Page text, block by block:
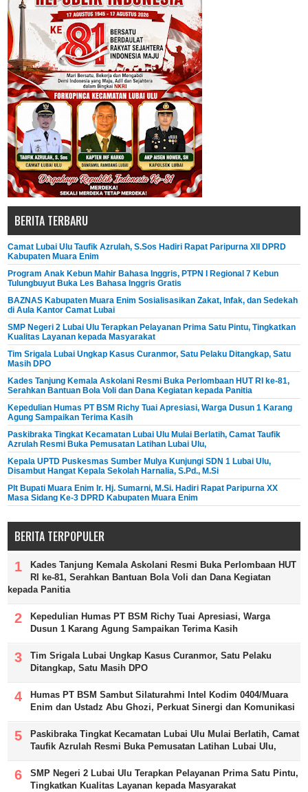
BERITA TERBARU
Camat Lubai Ulu Taufik Azrulah, S.Sos Hadiri Rapat Paripurna XII DPRD
Kabupaten Muara Enim
Program Anak Kebun Mahir Bahasa Inggris, PTPN I Regional 7 Kebun
Tulungbuyut Buka Les Bahasa Inggris Gratis
BAZNAS Kabupaten Muara Enim Sosialisasikan Zakat, Infak, dan Sedekah
di Aula Kantor Camat Lubai
SMP Negeri 2 Lubai Ulu Terapkan Pelayanan Prima Satu Pintu, Tingkatkan
Kualitas Layanan kepada Masyarakat
Tim Srigala Lubai Ungkap Kasus Curanmor, Satu Pelaku Ditangkap, Satu
Masih DPO
Kades Tanjung Kemala Askolani Resmi Buka Perlombaan HUT RI ke-81,
Serahkan Bantuan Bola Voli dan Dana Kegiatan kepada Panitia
Kepedulian Humas PT BSM Richy Tuai Apresiasi, Warga Dusun 1 Karang
Agung Sampaikan Terima Kasih
Paskibraka Tingkat Kecamatan Lubai Ulu Mulai Berlatih, Camat Taufik
Azrulah Resmi Buka Pemusatan Latihan Lubai Ulu,
Kepala UPTD Puskesmas Sumber Mulya Kunjungi SDN 1 Lubai Ulu,
Disambut Hangat Kepala Sekolah Harnalia, S.Pd., M.Si
Plt Bupati Muara Enim Ir. Hj. Sumarni, M.Si. Hadiri Rapat Paripurna XX
Masa Sidang Ke-3 DPRD Kabupaten Muara Enim
BERITA TERPOPULER
Kades Tanjung Kemala Askolani Resmi Buka Perlombaan HUT
RI ke-81, Serahkan Bantuan Bola Voli dan Dana Kegiatan
kepada Panitia
Kepedulian Humas PT BSM Richy Tuai Apresiasi, Warga
Dusun 1 Karang Agung Sampaikan Terima Kasih
Tim Srigala Lubai Ungkap Kasus Curanmor, Satu Pelaku
Ditangkap, Satu Masih DPO
Humas PT BSM Sambut Silaturahmi Intel Kodim 0404/Muara
Enim dan Ustadz Abu Ghozi, Perkuat Sinergi dan Komunikasi
Paskibraka Tingkat Kecamatan Lubai Ulu Mulai Berlatih, Camat
Taufik Azrulah Resmi Buka Pemusatan Latihan Lubai Ulu,
SMP Negeri 2 Lubai Ulu Terapkan Pelayanan Prima Satu Pintu,
Tingkatkan Kualitas Layanan kepada Masyarakat